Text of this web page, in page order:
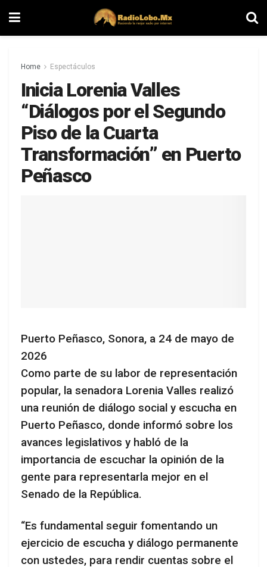
Home Espectáculos
Inicia Lorenia Valles
“Diálogos por el Segundo
Piso de la Cuarta
Transformación” en Puerto
Peñasco
Puerto Peñasco, Sonora, a 24 de mayo de
2026
Como parte de su labor de representación
popular, la senadora Lorenia Valles realizó
una reunión de diálogo social y escucha en
Puerto Peñasco, donde informó sobre los
avances legislativos y habló de la
importancia de escuchar la opinión de la
gente para representarla mejor en el
Senado de la República.
“Es fundamental seguir fomentando un
ejercicio de escucha y diálogo permanente
con ustedes, para rendir cuentas sobre el